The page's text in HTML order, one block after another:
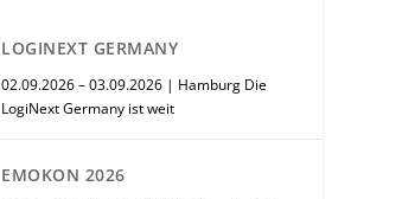
LOGINEXT GERMANY
02.09.2026 – 03.09.2026 | Hamburg Die
LogiNext Germany ist weit
EMOKON 2026